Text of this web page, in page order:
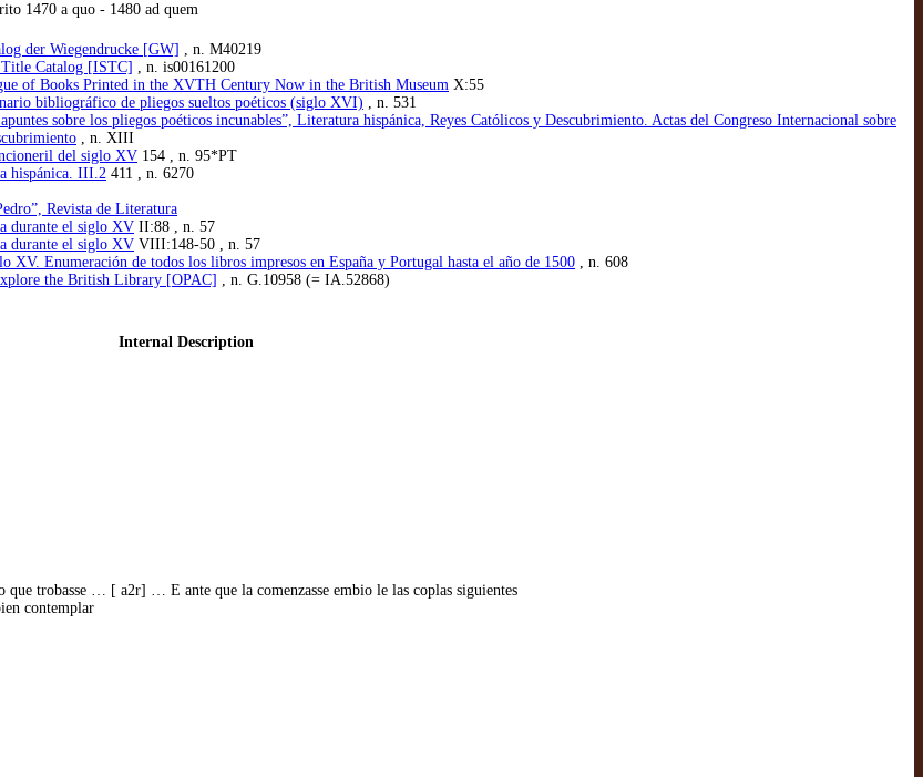
1470 a quo - 1480 ad quem
der Wiegendrucke [GW] , n. M40219
Catalog [ISTC] , n. is00161200
of Books Printed in the XVTH Century Now in the British Museum X:55
bibliográfico de pliegos sueltos poéticos (siglo XVI) , n. 531
sobre los pliegos poéticos incunables”, Literatura hispánica, Reyes Católicos y Descubrimiento. Actas del Congreso Internacional sobre
, n. XIII
del siglo XV 154 , n. 95*PT
hispánica. III.2 411 , n. 6270
Revista de Literatura
durante el siglo XV II:88 , n. 57
durante el siglo XV VIII:148-50 , n. 57
Enumeración de todos los libros impresos en España y Portugal hasta el año de 1500 , n. 608
the British Library [OPAC] , n. G.10958 (= IA.52868)
Internal Description
trobasse … [ a2r] … E ante que la comenzasse embio le las coplas siguientes
contemplar